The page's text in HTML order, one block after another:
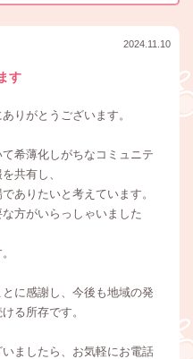
2024.11.10
す
りがとうございます。
希薄化しがちなコミュニテ
共有し、
ありたいと考えています。
方がいらっしゃいました
に感謝し、今後も地域の発
る所存です。
ましたら、お気軽にお電話